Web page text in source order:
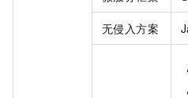
无侵入方案